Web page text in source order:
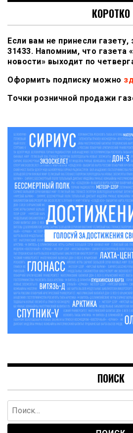
КОРОТКО
Если вам не принесли
31433. Напомним, что газета
новости» выходит по
Оформить подписку можно
Точки розничной продажи
ПОИСК
Найти: